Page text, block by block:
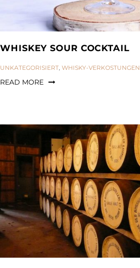
WHISKEY SOUR COCKTAIL
CATEGORIES:
UNKATEGORISIERT, WHISKY-VERKOSTUNGEN
READ MORE